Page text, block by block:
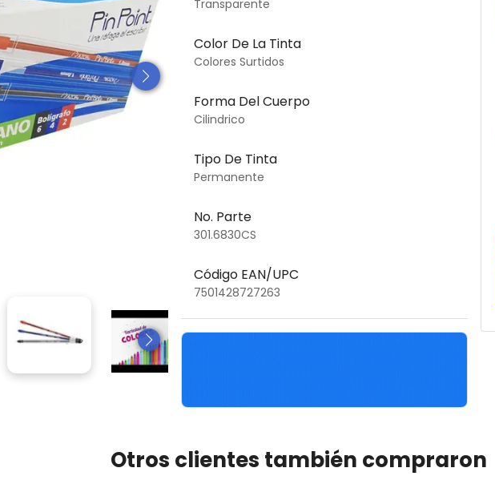
Transparente
Color De La Tinta
Colores Surtidos
Forma Del Cuerpo
Cilindrico
Tipo De Tinta
Permanente
No. Parte
301.6830CS
Código EAN/UPC
7501428727263
Otros clientes también compraron